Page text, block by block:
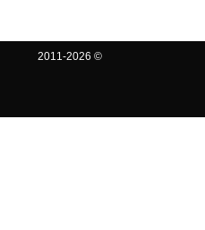
2011-2026 ©